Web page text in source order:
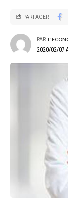
2020/02/07
PAR
PARTAGER